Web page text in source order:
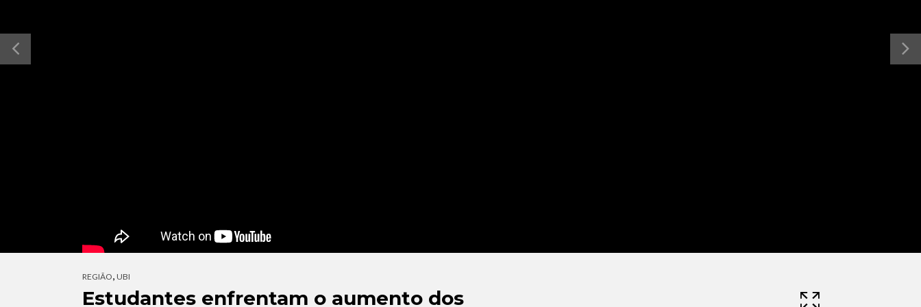
REGIÃO, UBI
Estudantes enfrentam o aumento dos